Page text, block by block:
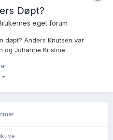
Døpt?
eget forum
døpt? Anders Knutsen var
og Johanne Kristine
fylke fra året 1797. Knut
gården nes...